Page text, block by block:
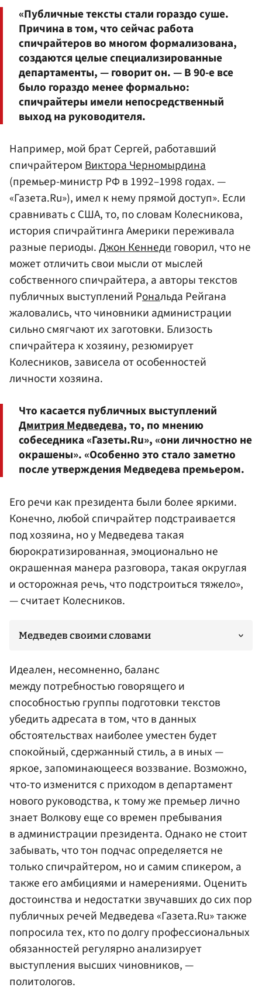
«Публичные тексты стали гораздо суше.
Причина в том, что сейчас работа
спичрайтеров во многом формализована,
создаются целые специализированные
департаменты, — говорит он. — В 90-е все
было гораздо менее формально:
спичрайтеры имели непосредственный
выход на руководителя.
Например, мой брат Сергей, работавший
спичрайтеромВиктора Черномырдина
(премьер-министр РФ в 1992–1998 годах. —
«Газета.Ru»), имел к нему прямой доступ». Если
сравнивать с США, то, по словам Колесникова,
история спичрайтинга Америки переживала
разные периоды.Джон Кеннедиговорил, что не
может отличить свои мысли от мыслей
собственного спичрайтера, а авторы текстов
публичных выступлений Рональда Рейгана
жаловались, что чиновники администрации
сильно смягчают их заготовки. Близость
спичрайтера к хозяину, резюмирует
Колесников, зависела от особенностей
личности хозяина.
Что касается публичных выступлений
Дмитрия Медведева, то, по мнению
собеседника «Газеты.Ru», «они личностно не
окрашены». «Особенно это стало заметно
после утверждения Медведева премьером.
Его речи как президента были более яркими.
Конечно, любой спичрайтер подстраивается
под хозяина, но у Медведева такая
бюрократизированная, эмоционально не
окрашенная манера разговора, такая округлая
и осторожная речь, что подстроиться тяжело»,
— считает Колесников.
Медведев своими словами
Идеален, несомненно, баланс
между потребностью говорящего и
способностью группы подготовки текстов
убедить адресата в том, что в данных
обстоятельствах наиболее уместен будет
спокойный, сдержанный стиль, а в иных —
яркое, запоминающееся воззвание. Возможно,
что-то изменится с приходом в департамент
нового руководства, к тому же премьер лично
знает Волкову еще со времен пребывания
в администрации президента. Однако не стоит
забывать, что тон подчас определяется не
только спичрайтером, но и самим спикером, а
также его амбициями и намерениями. Оценить
достоинства и недостатки звучавших до сих пор
публичных речей Медведева «Газета.Ru» также
попросила тех, кто по долгу профессиональных
обязанностей регулярно анализирует
выступления высших чиновников, —
политологов.